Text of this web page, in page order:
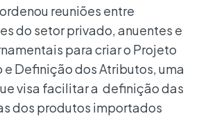
reuniões entre
do setor privado, anuentes e
para criar o Projeto
Definição dos Atributos, uma
visa facilitar a definição das
dos produtos importados